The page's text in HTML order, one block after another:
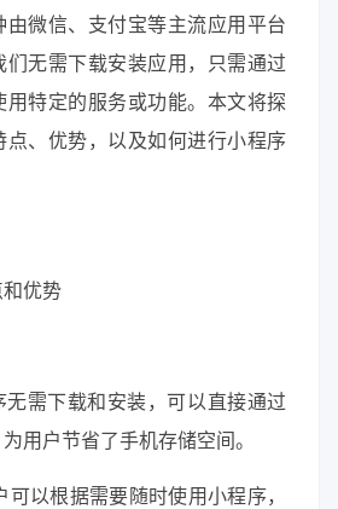
由微信、支付宝等主流应用平台
无需下载安装应用，只需通过
特定的服务或功能。本文将探
点、优势，以及如何进行小程序
优势
无需下载和安装，可以直接通过
用户节省了手机存储空间。
以根据需要随时使用小程序，